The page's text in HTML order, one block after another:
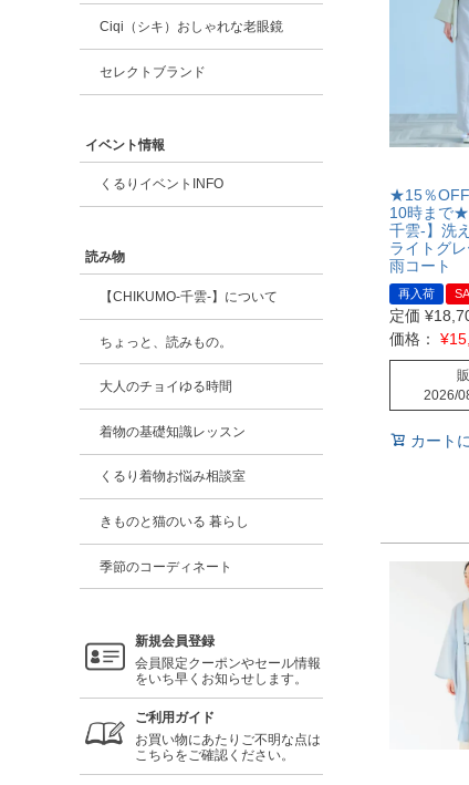
Ciqi（シキ）おしゃれな老眼鏡
セレクトブランド
イベント情報
くるりイベントINFO
読み物
【CHIKUMO-千雲-】について
ちょっと、読みもの。
大人のチョイゆる時間
着物の基礎知識レッスン
くるり着物お悩み相談室
きものと猫のいる 暮らし
季節のコーディネート
新規会員登録
会員限定クーポンやセール情報
をいち早くお知らせします。
ご利用ガイド
お買い物にあたりご不明な点は
こちらをご確認ください。
★15％OFF
10時まで
千雲-】洗
ライトグ
雨コート
再入荷
定価 ¥
価格： ¥
2026/
カート